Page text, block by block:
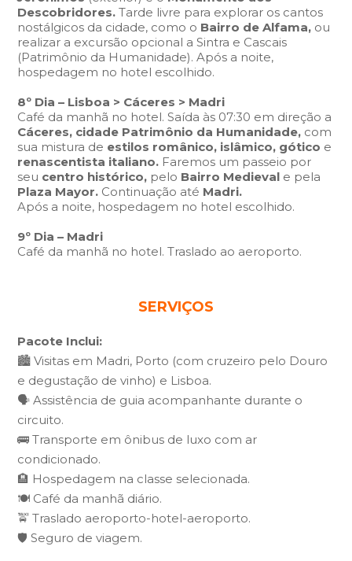
Descobridores. Tarde livre para explorar os cantos
nostálgicos da cidade, como o Bairro de Alfama, ou
realizar a excursão opcional a Sintra e Cascais
(Patrimônio da Humanidade). Após a noite,
hospedagem no hotel escolhido.
8º Dia – Lisboa > Cáceres > Madri
Café da manhã no hotel. Saída às 07:30 em direção a
Cáceres, cidade Patrimônio da Humanidade, com
sua mistura de estilos românico, islâmico, gótico e
renascentista italiano. Faremos um passeio por
seu centro histórico, pelo Bairro Medieval e pela
Plaza Mayor. Continuação até Madri.
Após a noite, hospedagem no hotel escolhido.
9º Dia – Madri
Café da manhã no hotel. Traslado ao aeroporto.
SERVIÇOS
Pacote Inclui:
🏙️ Visitas em Madri, Porto (com cruzeiro pelo Douro
e degustação de vinho) e Lisboa.
🗣️ Assistência de guia acompanhante durante o
circuito.
🚌 Transporte em ônibus de luxo com ar
condicionado.
🏨 Hospedagem na classe selecionada.
🍽️ Café da manhã diário.
🚖 Traslado aeroporto-hotel-aeroporto.
🛡️ Seguro de viagem.